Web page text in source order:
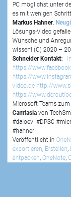
PC möglichst unter
es mit wenigen
Markus Hahner.
Lösungs-Video
Wünsche und
wissen! (C) 2020 –
Schneider Kontakt:
https://
https://
video.de http://
https://
Microsoft Teams
Camtasia von
#daloevi #DPSC
#hahner
Veröffentlicht in
exportieren, Erstellen,
entpacken, OneNote,